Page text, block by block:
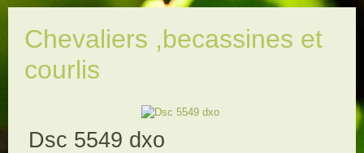
Album
Agenda
Blog
Chevaliers ,becassines et
courlis
Dsc 5549 dxo